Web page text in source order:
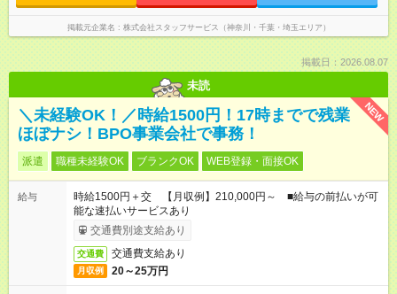
掲載元企業名 株式会社スタッフサービス（神奈川・千葉・埼玉エリア）
掲載日：2026.08.07
未読
NEW
＼未経験OK！／時給1500円！17時までで残業
ほぼナシ！BPO事業会社で事務！
派遣 職種未経験OK ブランクOK WEB登録・面接OK
給与
時給1500円＋交 【月収例】210,000円～ ■給与の前払いが可
能な速払いサービスあり
交通費別途支給あり
交通費 交通費支給あり
月収例 20～25万円